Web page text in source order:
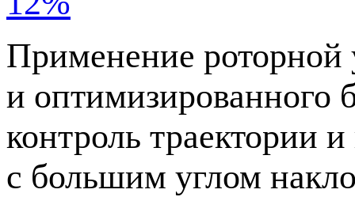
Применение
и оптимизированного
контроль траектории
с большим углом